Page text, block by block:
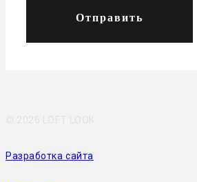
Отправить
Разработка сайта